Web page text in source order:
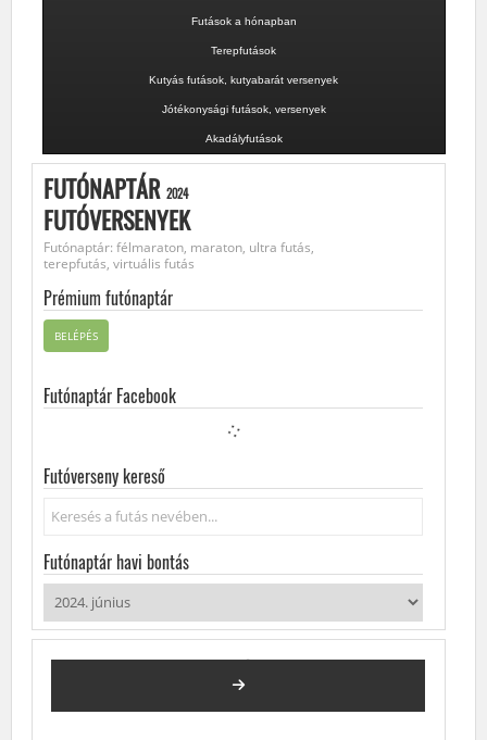
Futások a hónapban
Terepfutások
Kutyás futások, kutyabarát versenyek
Jótékonysági futások, versenyek
Akadályfutások
FUTÓNAPTÁR 2024
FUTÓVERSENYEK
Futónaptár: félmaraton, maraton, ultra futás,
terepfutás, virtuális futás
Prémium futónaptár
BELÉPÉS
Futónaptár Facebook
Futóverseny kereső
Keresés...
Futónaptár havi bontás